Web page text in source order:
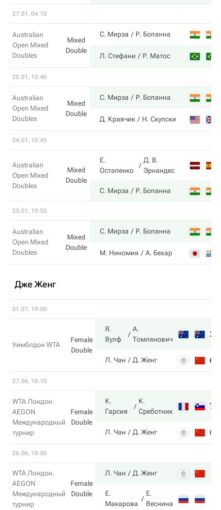
27.01, 04:10
Australian
Open Mixed
Doubles
Mixed
Double
С. Мирза Р. Бопанна
Л. Стефани Р. Матос
25.01, 10:40
Australian
Open Mixed
Doubles
Mixed
Double
С. Мирза Р. Бопанна
Д. Кравчик Н. Скупски
24.01, 10:45
Australian
Open Mixed
Doubles
Mixed
Double
Е.
Остапенко
Д. В.
Эрнандес
С. Мирза Р. Бопанна
23.01, 10:50
Australian
Open Mixed
Doubles
Mixed
Double
С. Мирза Р. Бопанна
М. Ниномия А. Бехар
Дже Женг
01.07, 19:00
Уимблдон WTA
Female
Double
Я.
Вулф
А.
Томлянович
2
Л. Чан Д. Женг 6
27.06, 18:10
WTA Лондон.
AEGON
Международный
турнир
Female
Double
К.
Гарсия
К.
Среботник
7
Л. Чан Д. Женг 6
26.06, 18:00
WTA Лондон.
AEGON
Международный
турнир
Female
Double
Л. Чан Д. Женг
Е.
Макарова
Е.
Веснина